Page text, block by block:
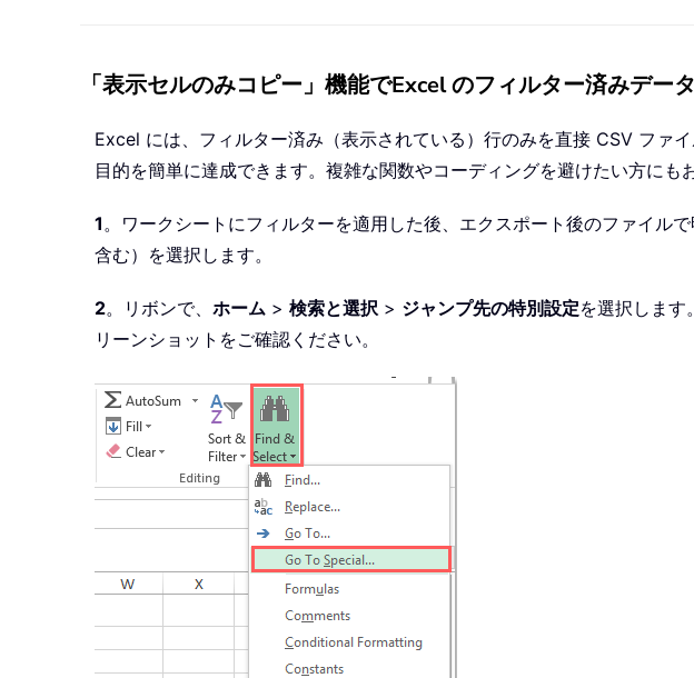
「表示セルのみコピー」機能でExcel のフィルター済みデ
Excel には、フィルター済み（表示されている）行のみを直接 CSV ファ
目的を簡単に達成できます。複雑な関数やコーディングを避けたい方にも
1。ワークシートにフィルターを適用した後、エクスポート後のファイル
含む）を選択します。
2。リボンで、 ホーム > 検索と選択 > ジャンプ先の特別設定を選択します
リーンショットをご確認ください。